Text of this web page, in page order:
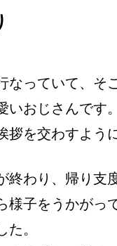
なっていて、そ
おじさんです。
を交わすよう
終わり、帰り支
様子をうかがっ
。